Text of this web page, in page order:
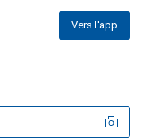
Vers l'app